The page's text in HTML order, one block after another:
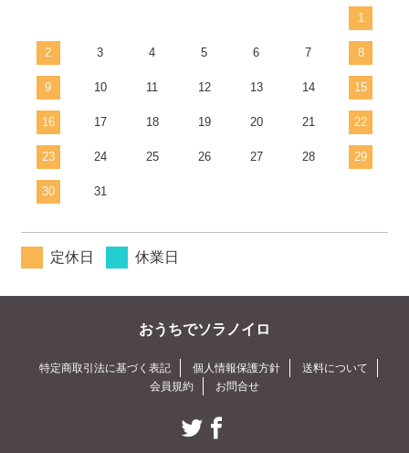
1
2 3 4 5 6 7 8
9 10 11 12 13 14 15
16 17 18 19 20 21 22
23 24 25 26 27 28 29
30 31
定休日 休業日
おうちでソラノイロ
特定商取引法に基づく表記 個人情報保護方針
送料について
会員規約
お問合せ